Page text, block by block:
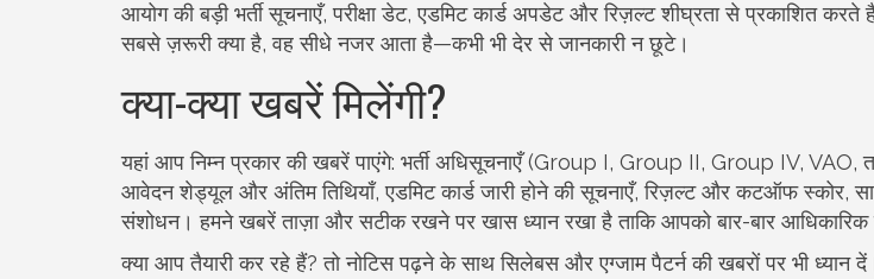
आयोग की बड़ी भर्ती सूचनाएँ, परीक्षा डेट, एडमिट कार्ड अपडेट और रिज़ल्ट शीघ्रता से प्रकाशित
सबसे ज़रूरी क्या है, वह सीधे नजर आता है—कभी भी देर से जानकारी न छूटे।
क्या-क्या खबरें मिलेंगी?
यहां आप निम्न प्रकार की खबरें पाएंगे: भर्ती अधिसूचनाएँ (Group I, Group II, Group IV, VAO,
आवेदन शेड्यूल और अंतिम तिथियाँ, एडमिट कार्ड जारी होने की सूचनाएँ, रिज़ल्ट और कटऑफ स्कोर,
संशोधन। हमने खबरें ताज़ा और सटीक रखने पर खास ध्यान रखा है ताकि आपको बार-बार
क्या आप तैयारी कर रहे हैं? तो नोटिस पढ़ने के साथ सिलेबस और एग्जाम पैटर्न की खबरों पर भी ध्यान